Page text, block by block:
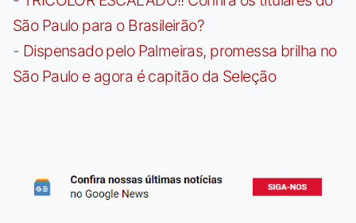
São Paulo para o Brasileirão?
- Dispensado pelo Palmeiras, promessa brilha no
São Paulo e agora é capitão da Seleção